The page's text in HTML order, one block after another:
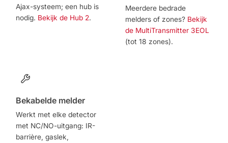
Ajax-systeem; een hub is
nodig. Bekijk de Hub 2.
Meerdere bedrade
melders of zones? Bekijk
de MultiTransmitter 3EOL
(tot 18 zones).
Bekabelde melder
Werkt met elke detector
met NC/NO-uitgang: IR-
barrière, gaslek,